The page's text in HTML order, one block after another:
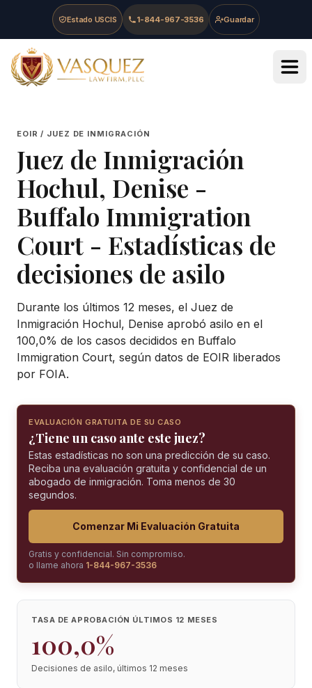
Skip to main content
Skip to navigation
Skip to footer
Estado USCIS 1-844-967-3536 Guardar
Vasquez Law Firm - Home
EOIR / JUEZ DE INMIGRACIÓN
Juez de Inmigración
Hochul, Denise -
Buffalo Immigration
Court - Estadísticas de
decisiones de asilo
Durante los últimos 12 meses, el Juez de
Inmigración Hochul, Denise aprobó asilo en el
100,0% de los casos decididos en Buffalo
Immigration Court, según datos de EOIR liberados
por FOIA.
EVALUACIÓN GRATUITA DE SU CASO
¿Tiene un caso ante este juez?
Estas estadísticas no son una predicción de su caso.
Reciba una evaluación gratuita y confidencial de un
abogado de inmigración. Toma menos de 30
segundos.
Comenzar Mi Evaluación Gratuita
Gratis y confidencial. Sin compromiso.
o llame ahora 1-844-967-3536
TASA DE APROBACIÓN ÚLTIMOS 12 MESES
100,0%
Decisiones de asilo, últimos 12 meses